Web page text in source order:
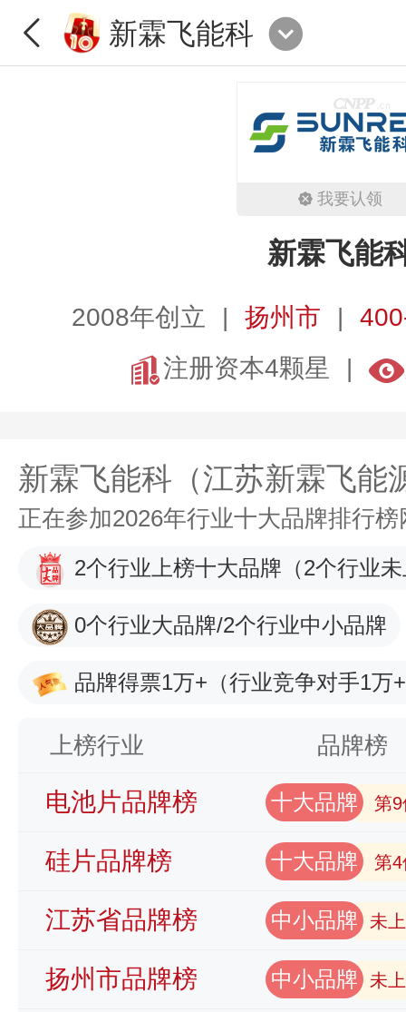
新霖飞能科
我要认领
新霖飞能
2008年创立 扬州市
注册资本4颗星
新霖飞能科（江苏新霖飞能
正在参加2026年行业十大品牌排行
2个行业上榜十大品牌 （2个行业
0个行业大品牌/2个行业中小品牌
品牌得票1万+ （行业竞争对手1万
上榜行业 品牌榜
电池片品牌榜 十大品牌 第9
硅片品牌榜 十大品牌 第4
江苏省品牌榜 中小品牌 未
扬州市品牌榜 中小品牌 未